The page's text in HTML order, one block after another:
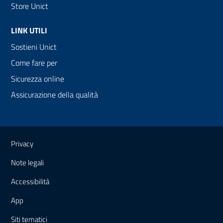
Store Unict
LINK UTILI
Sostieni Unict
Come fare per
Sicurezza online
Assicurazione della qualità
Link e informazioni utili
Privacy
Note legali
Accessibilità
App
Siti tematici